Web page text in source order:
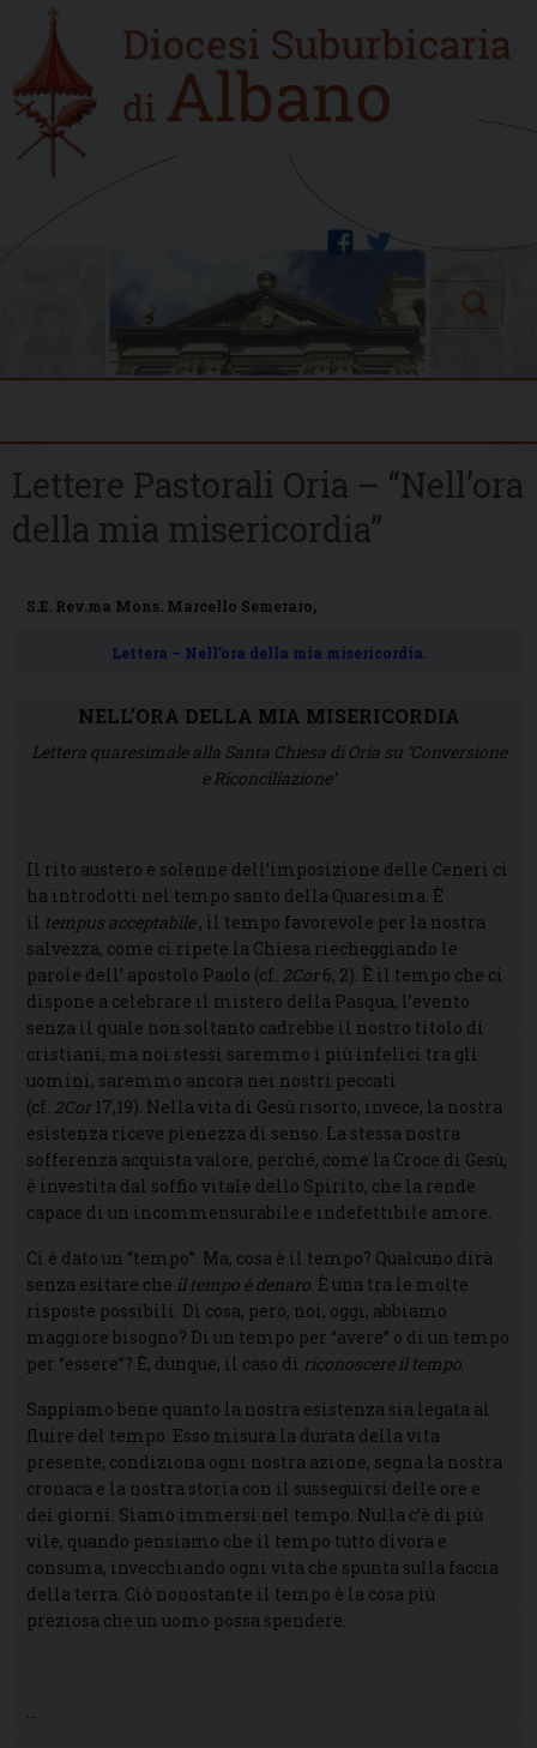
content
Home
new
twitter
facebook
Search
Lettere Pastorali Oria – “Nell’ora
della mia misericordia”
S.E. Rev.ma Mons. Marcello Semeraro,
Lettera – Nell’ora della mia misericordia.
NELL’ORA DELLA MIA MISERICORDIA
Lettera quaresimale alla Santa Chiesa di Oria su ‘Conversione
e Riconciliazione’
Il rito austero e solenne dell’imposizione delle Ceneri ci
ha introdotti nel tempo santo della Quaresima. È
il tempus acceptabile, il tempo favorevole per la nostra
salvezza, come ci ripete la Chiesa riecheggiando le
parole dell’ apostolo Paolo (cf. 2Cor6, 2). È il tempo che ci
dispone a celebrare il mistero della Pasqua, l’evento
senza il quale non soltanto cadrebbe il nostro titolo di
cristiani, ma noi stessi saremmo i più infelici tra gli
uomini, saremmo ancora nei nostri peccati
(cf. 2Cor17,19). Nella vita di Gesù risorto, invece, la nostra
esistenza riceve pienezza di senso. La stessa nostra
sofferenza acquista valore, perché, come la Croce di Gesù,
è investita dal soffio vitale dello Spirito, che la rende
capace di un incommensurabile e indefettibile amore.
Ci è dato un “tempo”. Ma, cosa è il tempo? Qualcuno dirà
senza esitare che il tempo è denaro. È una tra le molte
risposte possibili. Di cosa, però, noi, oggi, abbiamo
maggiore bisogno? Di un tempo per “avere” o di un tempo
per “essere”? È, dunque, il caso di riconoscere il tempo.
Sappiamo bene quanto la nostra esistenza sia legata al
fluire del tempo. Esso misura la durata della vita
presente, condiziona ogni nostra azione, segna la nostra
cronaca e la nostra storia con il susseguirsi delle ore e
dei giorni. Siamo immersi nel tempo. Nulla c’è di più
vile, quando pensiamo che il tempo tutto divora e
consuma, invecchiando ogni vita che spunta sulla faccia
della terra. Ciò nonostante il tempo è la cosa più
preziosa che un uomo possa spendere.
…